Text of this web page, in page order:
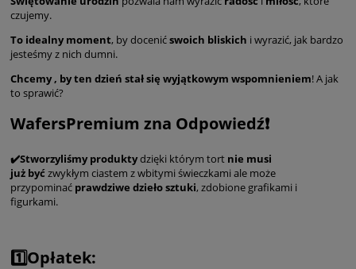
czujemy.
To idealny moment, by docenićswoich bliskich i wyrazić, jak bardzo
jesteśmy z nich dumni.
Chcemy , by ten dzień stał się wyjątkowym wspomnieniem! A jak
to sprawić?
WafersPremium zna Odpowiedź❗️
✔️Stworzyliśmy produktydzięki którym tort nie musi
już być zwykłym ciastem z wbitymi świeczkami ale może
przypominać prawdziwe dzieło sztuki, zdobione grafikami i
figurkami.
1️⃣Opłatek: